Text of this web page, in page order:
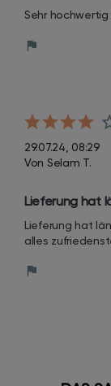
Sehr
29.07.24, 08:29
Von Selam T.
Lieferung hat
Lieferung hat
alles